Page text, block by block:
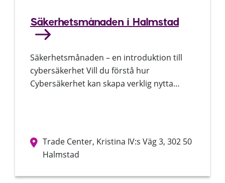
Säkerhetsmånaden i Halmstad
Säkerhetsmånaden – en introduktion till
cybersäkerhet Vill du förstå hur
Cybersäkerhet kan skapa verklig nytta…
Trade Center, Kristina IV:s Väg 3, 302 50
Halmstad